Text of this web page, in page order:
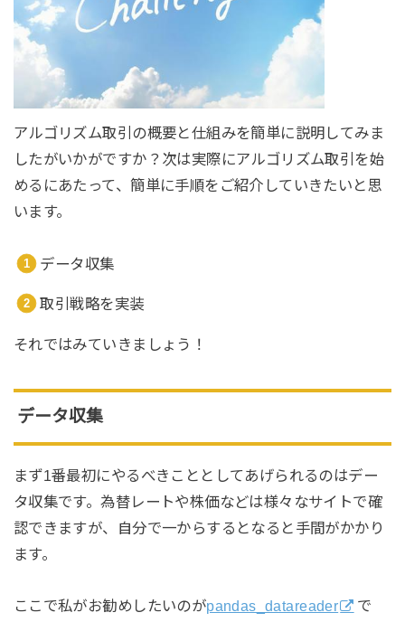
アルゴリズム取引の概要と仕組みを簡単に説明してみま
したがいかがですか？次は実際にアルゴリズム取引を始
めるにあたって、簡単に手順をご紹介していきたいと思
います。
データ収集
取引戦略を実装
それではみていきましょう！
データ収集
まず1番最初にやるべきこととしてあげられるのはデー
タ収集です。為替レートや株価などは様々なサイトで確
認できますが、自分で一からするとなると手間がかかり
ます。
ここで私がお勧めしたいのがpandas_datareader
で